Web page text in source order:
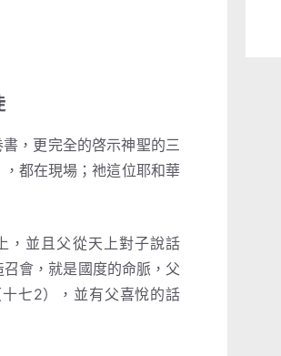
，更完全的啓示神聖的三
都在現場；祂這位耶和華
並且父從天上對子說話
會，就是國度的命脈，父
七2），並有父喜悅的話